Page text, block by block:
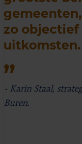
zo
uitkomsten.
- Karin Staal,
Buren.